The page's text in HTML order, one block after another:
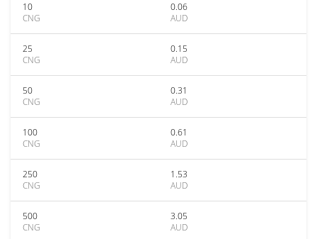
10
CNG
0.06
AUD
25
CNG
0.15
AUD
50
CNG
0.31
AUD
100
CNG
0.61
AUD
250
CNG
1.53
AUD
500
CNG
3.05
AUD